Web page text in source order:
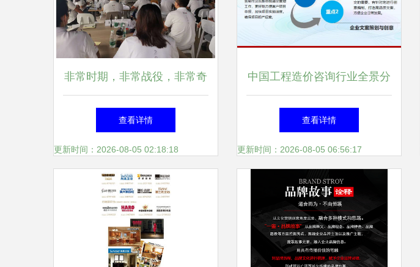
非常时期，非常战役，非常奇
迹——7月28日南方略咨询助
力深圳帝迈医疗2020上半年总
结大会圆满成功！
查看详情
更新时间：2026-08-05 02:18:18
中国工程造价咨询行业全景分
析 政策导向、市场现状与未
来趋势
查看详情
更新时间：2026-08-05 06:56:17